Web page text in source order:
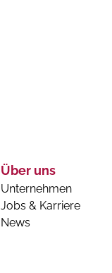
Über uns
Unternehmen
Jobs & Karriere
News